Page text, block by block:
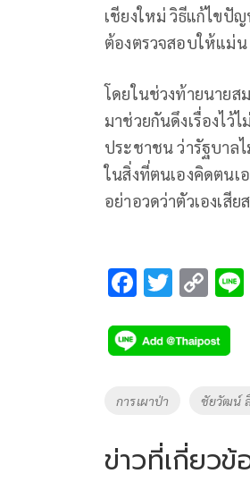
เชียงใหม่ วิธีแก้ไขปั
ต้องตรวจสอบให้แม่
โดยในช่วงท้ายนายส
มาช่วยกันดึงเรื่องไว้
ประชาชน ว่ารัฐบาล
ในสิ่งที่ตนเองคิดตนเ
อย่าอวดว่าตัวเองเสี
F
e
b
o
k
T
tt
er
C
p
y
Li
k
Tags
การเผาป่า ชัยวัฒน์
ข่าวที่เกี่ยวข้